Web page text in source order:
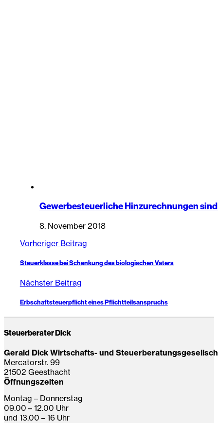
Gewerbesteuerliche Hinzurechnungen
8. November 2018
Vorheriger Beitrag
Steuerklasse bei Schenkung des biologischen Vaters
Nächster Beitrag
Erbschaftsteuerpflicht eines Pflichtteilsanspruchs
Steuerberater Dick
Gerald Dick Wirtschafts- und
Mercatorstr. 99
21502 Geesthacht
Öffnungszeiten
Montag – Donnerstag
09.00 – 12.00 Uhr
und 13.00 – 16 Uhr